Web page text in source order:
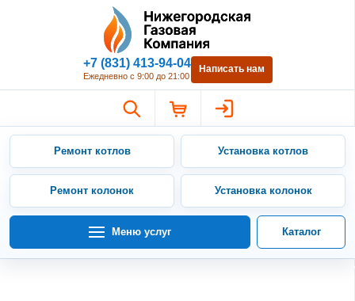
Нижегородская Газовая
+7 (831) 413-94-04
Ежедневно с 9:00 до 21:00
Написать нам
Ремонт котлов Установка котлов
Ремонт колонок Установка колонок
Меню услуг Каталог